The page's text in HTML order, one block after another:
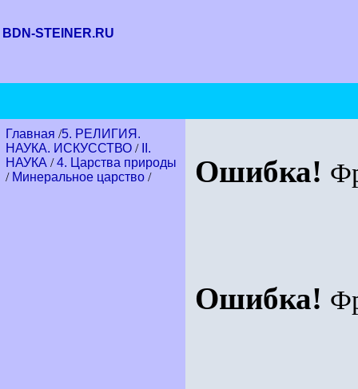
BDN-STEINER.RU
Главная /5. РЕЛИГИЯ.
НАУКА. ИСКУССТВО /
II.
НАУКА /4. Царства природы
/ Минеральное царство / Ошибка!
Ошибка!